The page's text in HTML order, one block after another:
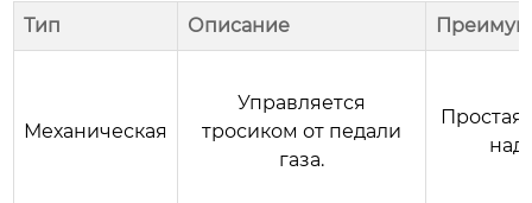
Тип Описание
Механическая
Управляется
тросиком от педали
газа.
Простая